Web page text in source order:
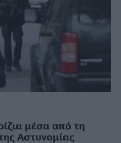
μέσα από τη
Αστυνομίας